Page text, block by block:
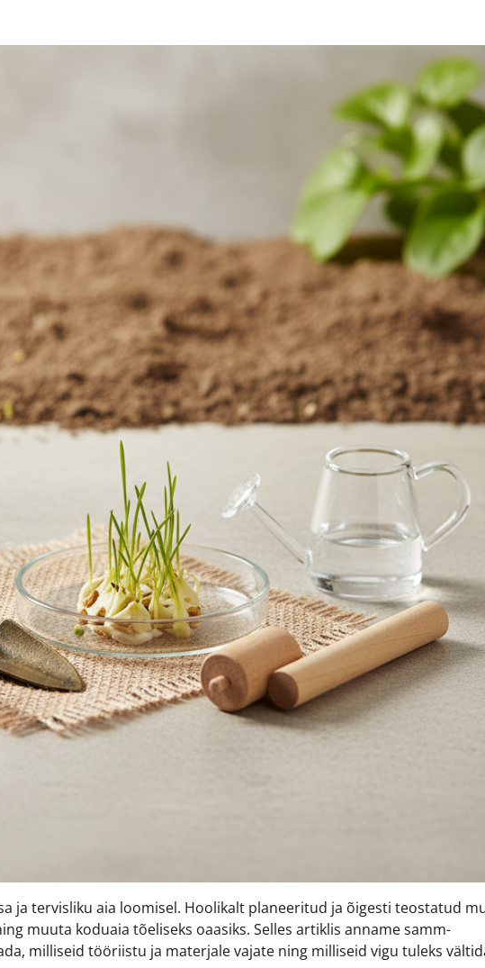
ja tervisliku aia loomisel. Hoolikalt planeeritud ja õigesti teostatud
muuta koduaia tõeliseks oaasiks. Selles artiklis anname samm-
milliseid tööriistu ja materjale vajate ning milliseid vigu tuleks